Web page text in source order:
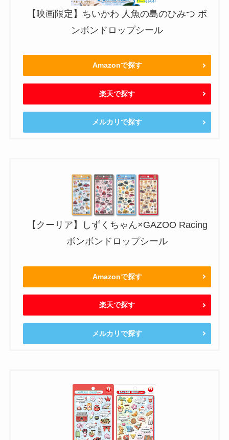
【映画限定】ちいかわ 人魚の島のひみつ ボ
ンボンドロップシール
Amazonで探す
楽天で探す
メルカリで探す
【クーリア】しずくちゃん×GAZOO Racing
ボンボンドロップシール
Amazonで探す
楽天で探す
メルカリで探す